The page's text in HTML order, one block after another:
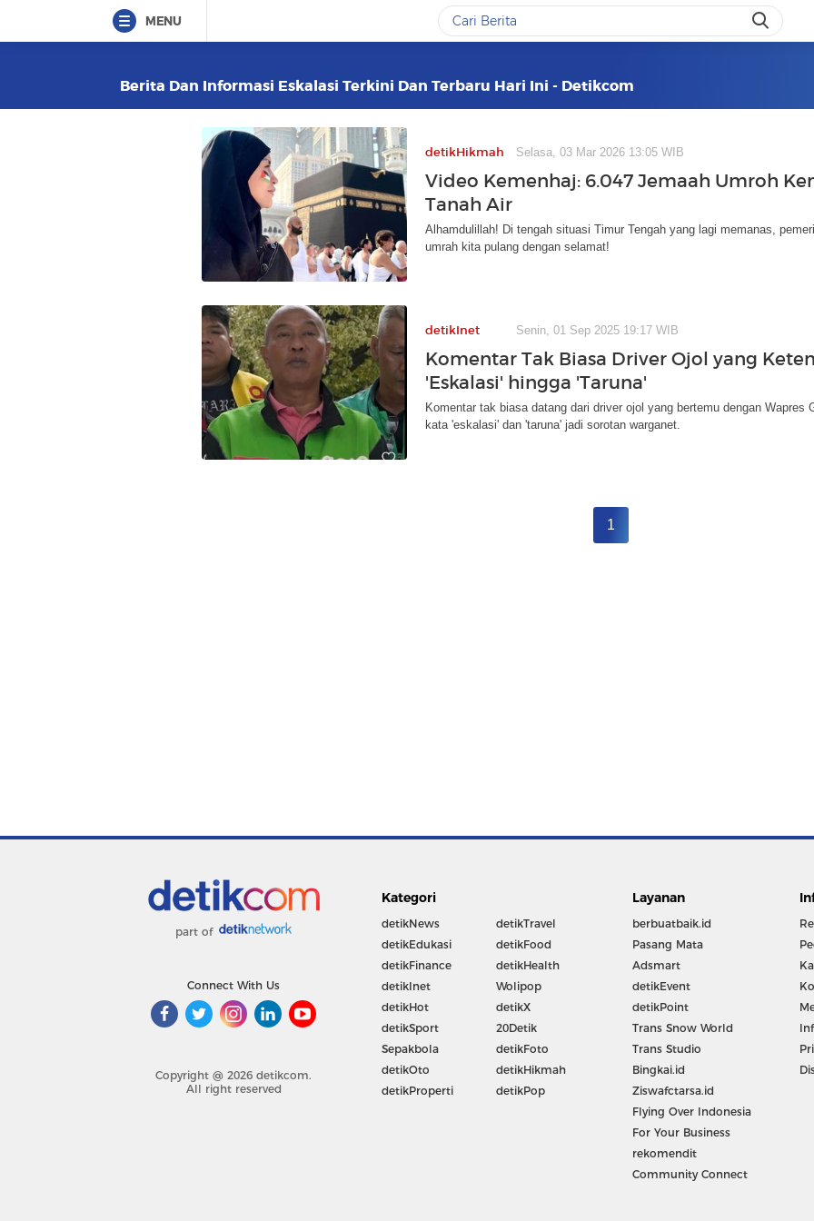
MENU
Berita Dan Informasi Eskalasi Terkini Dan Terbaru Hari Ini - Detikcom
detikHikmah Selasa, 03 Mar 2026 13:05 WIB
Video Kemenhaj: 6.047 Jemaah Umroh
Tanah Air
Alhamdulillah! Di tengah situasi Timur Tengah yang lagi memanas,
umrah kita pulang dengan selamat!
detikInet Senin, 01 Sep 2025 19:17 WIB
Komentar Tak Biasa Driver Ojol yang
'Eskalasi' hingga 'Taruna'
Komentar tak biasa datang dari driver ojol yang bertemu dengan Wapres
kata 'eskalasi' dan 'taruna' jadi sorotan warganet.
1
part of
Connect With Us
Copyright @ 2026 detikcom.
All right reserved
Kategori
detikNews
detikEdukasi
detikFinance
detikInet
detikHot
detikSport
Sepakbola
detikOto
detikProperti
detikTravel
detikFood
detikHealth
Wolipop
detikX
20Detik
detikFoto
detikHikmah
detikPop
Layanan
berbuatbaik.id
Pasang Mata
Adsmart
detikEvent
detikPoint
Trans Snow World
Trans Studio
Bingkai.id
Ziswafctarsa.id
Flying Over Indonesia
For Your Business
rekomendit
Community Connect